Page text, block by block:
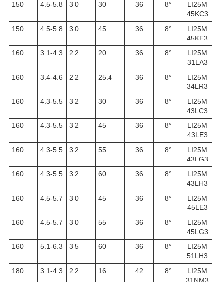
150
4.5-5.8 3.0 30 36 8°
LI25M
45KC3
150
4.5-5.8 3.0 45 36 8°
LI25M
45KE3
160
3.1-4.3 2.2 20 36 8°
LI25M
31LA3
160
3.4-4.6 2.2 25.4 36 8°
LI25M
34LR3
160
4.3-5.5 3.2 30 36 8°
LI25M
43LC3
160
4.3-5.5 3.2 45 36 8°
LI25M
43LE3
160
4.3-5.5 3.2 55 36 8°
LI25M
43LG3
160
4.3-5.5 3.2 60 36 8°
LI25M
43LH3
160
4.5-5.7 3.0 45 36 8°
LI25M
45LE3
160
4.5-5.7 3.0 55 36 8°
LI25M
45LG3
160
5.1-6.3 3.5 60 36 8°
LI25M
51LH3
180
3.1-4.3 2.2 16 42 8°
LI25M
31NM3